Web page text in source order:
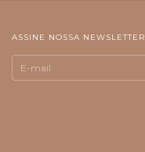
ASSINE NOSSA NEWSLETTER